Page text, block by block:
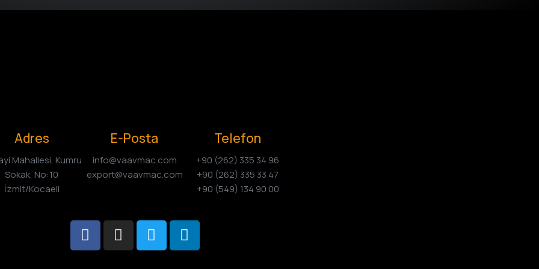
Adres
Mahallesi, Kumru
Sokak, No:10
İzmit/Kocaeli
E-Posta
info@vaavmac.com
export@vaavmac.com
Telefon
+90 (262) 335 34 96
+90 (262) 335 33 47
+90 (549) 134 90 00